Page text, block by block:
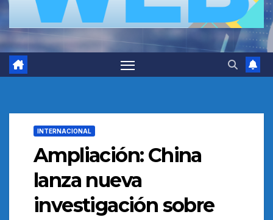
INTERNACIONAL
Ampliación: China
lanza nueva
investigación sobre